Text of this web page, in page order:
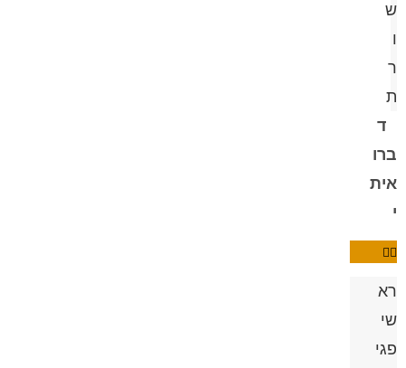
ש
ו
ר
ת
ד
ברו
אית
י
רא
שי
פגי